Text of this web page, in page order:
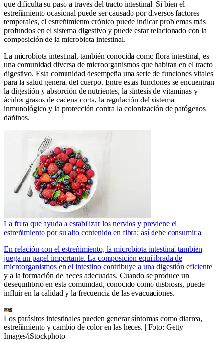
que dificulta su paso a través del tracto intestinal. Si bien el
estreñimiento ocasional puede ser causado por diversos factores
temporales, el estreñimiento crónico puede indicar problemas más
profundos en el sistema digestivo y puede estar relacionado con la
composición de la microbiota intestinal.
La microbiota intestinal, también conocida como flora intestinal, es
una comunidad diversa de microorganismos que habitan en el tracto
digestivo. Esta comunidad desempeña una serie de funciones vitales
para la salud general del cuerpo. Entre estas funciones se encuentran
la digestión y absorción de nutrientes, la síntesis de vitaminas y
ácidos grasos de cadena corta, la regulación del sistema
inmunológico y la protección contra la colonización de patógenos
dañinos.
La fruta que ayuda a estabilizar los nervios y previene el
estreñimiento por su alto contenido en fibra; así debe consumirla
En relación con el estreñimiento, la microbiota intestinal también
juega un papel importante. La composición equilibrada de
microorganismos en el intestino contribuye a una digestión eficiente
y a la formación de heces adecuadas. Cuando se produce un
desequilibrio en esta comunidad, conocido como disbiosis, puede
influir en la calidad y la frecuencia de las evacuaciones.
Los parásitos intestinales pueden generar síntomas como diarrea,
estreñimiento y cambio de color en las heces. | Foto: Getty
Images/iStockphoto